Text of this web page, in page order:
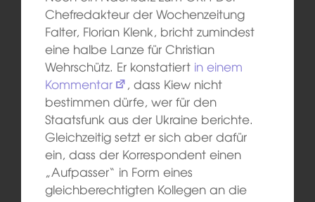
Chefredakteur der Wochenzeitung
Falter, Florian Klenk, bricht zumindest
eine halbe Lanze für Christian
Wehrschütz. Er konstatiert in einem
Kommentar
, dass Kiew nicht
bestimmen dürfe, wer für den
Staatsfunk aus der Ukraine berichte.
Gleichzeitig setzt er sich aber dafür
ein, dass der Korrespondent einen
„Aufpasser“ in Form eines
gleichberechtigten Kollegen an die